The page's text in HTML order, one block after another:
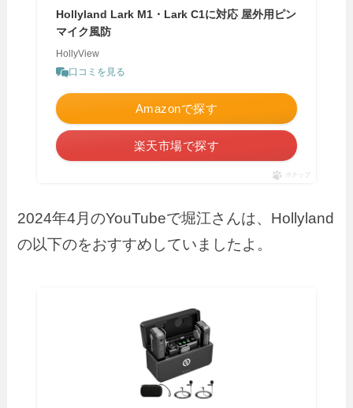
Hollyland Lark M1・Lark C1に対応 屋外用ピン
マイク風防
HollyView
口コミを見る
Amazonで探す
楽天市場で探す
ポチップ
2024年4月のYouTubeで堀江さんは、Hollyland
の以下のをおすすめしていましたよ。